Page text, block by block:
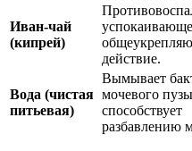
Иван-чай
(кипрей)
действие.
Вода (чистая
питьевая)
Вымывает
мочевого
способствует
разбавлению